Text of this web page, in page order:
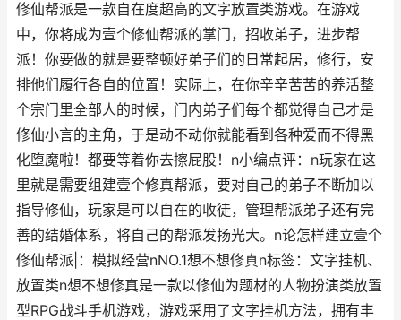
修仙帮派是一款自在度超高的文字放置类游戏。在游戏
中，你将成为壹个修仙帮派的掌门，招收弟子，进步帮
派！你要做的就是要整顿好弟子们的日常起居，修行，安
排他们履行各自的位置！实际上，在你辛辛苦苦的养活整
个宗门里全部人的时候，门内弟子们每个都觉得自己才是
修仙小言的主角，于是动不动你就能看到各种爱而不得黑
化堕魔啦！都要等着你去擦屁股！n小编点评：n玩家在这
里就是需要组建壹个修真帮派，要对自己的弟子不断加以
指导修仙，玩家是可以自在的收徒，管理帮派弟子还有完
善的结婚体系，将自己的帮派发扬光大。n论怎样建立壹个
修仙帮派|：模拟经营nNO.1想不想修真n标签：文字挂机、
放置类n想不想修真是一款以修仙为题材的人物扮演类放置
型RPG战斗手机游戏，游戏采用了文字挂机方法，拥有丰